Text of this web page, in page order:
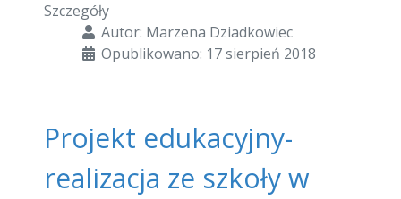
Szczegóły
Autor: Marzena Dziadkowiec
Opublikowano: 17 sierpień 2018
Projekt edukacyjny-
realizacja ze szkoły w